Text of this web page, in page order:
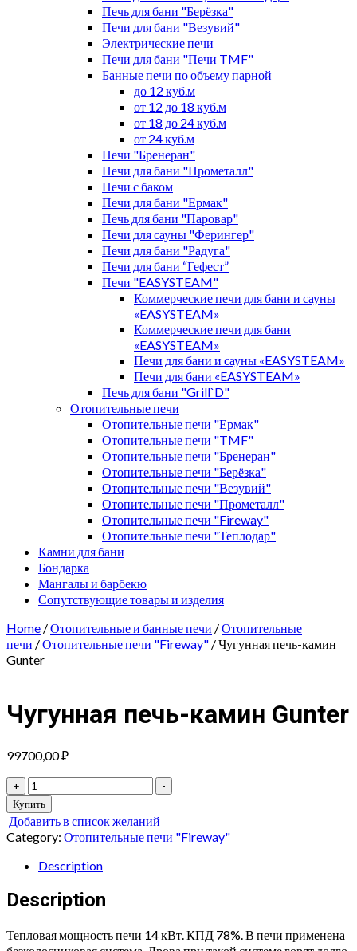
Печь для бани "Берёзка"
Печи для бани "Везувий"
Электрические печи
Печи для бани "Печи TMF"
Банные печи по объему парной
до 12 куб.м
от 12 до 18 куб.м
от 18 до 24 куб.м
от 24 куб.м
Печи "Бренеран"
Печи для бани "Прометалл"
Печи с баком
Печи для бани "Ермак"
Печь для бани "Паровар"
Печи для сауны "Ферингер"
Печи для бани "Радуга"
Печи для бани “Гефест”
Печи "EASYSTEAM"
Коммерческие печи для бани и сауны
«EASYSTEAM»
Коммерческие печи для бани
«EASYSTEAM»
Печи для бани и сауны «EASYSTEAM»
Печи для бани «EASYSTEAM»
Печь для бани "Grill`D"
Отопительные печи
Отопительные печи "Ермак"
Отопительные печи "TMF"
Отопительные печи "Бренеран"
Отопительные печи "Берёзка"
Отопительные печи "Везувий"
Отопительные печи "Прометалл"
Отопительные печи "Fireway"
Отопительные печи "Теплодар"
Камни для бани
Бондарка
Мангалы и барбекю
Сопутствующие товары и изделия
Home /Отопительные и банные печи /Отопительные
печи /Отопительные печи "Fireway" / Чугунная печь-камин
Gunter
Чугунная печь-камин Gunter
99700,00₽
+
Чугунная
печь-
камин
Gunter
quantity
-
Купить
Добавить в список желаний
Category: Отопительные печи "Fireway"
Description
Description
Тепловая мощность печи 14кВт КПД 78%. В печи применена